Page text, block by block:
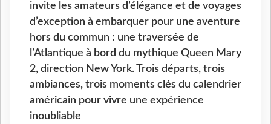
invite les amateurs d’élégance et de voyages
d’exception à embarquer pour une aventure
hors du commun : une traversée de
l’Atlantique à bord du mythique Queen Mary
2, direction New York. Trois départs, trois
ambiances, trois moments clés du calendrier
américain pour vivre une expérience
inoubliable